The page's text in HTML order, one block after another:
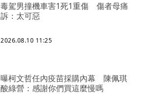
毒駕男撞機車害1死1重傷 傷者母痛
訴：太可惡
2026.08.10 11:25
曝柯文哲任內疫苗採購內幕 陳佩琪
酸綠營：感謝你們買這麼慢嗎